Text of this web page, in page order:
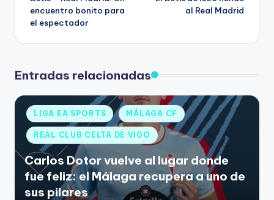
encuentro bonito para
el espectador
al Real Madrid
Entradas relacionadas
LIGA EA SPORTS MÁLAGA CF
REAL CLUB CELTA DE VIGO
Carlos Dotor vuelve al lugar donde
fue feliz: el Málaga recupera a uno de
sus pilares